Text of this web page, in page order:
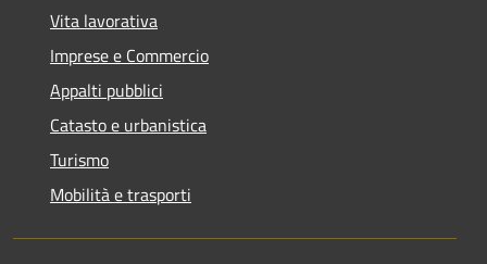
Vita lavorativa
Imprese e Commercio
Appalti pubblici
Catasto e urbanistica
Turismo
Mobilità e trasporti